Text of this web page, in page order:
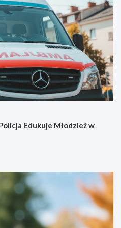
Edukuje Młodzież w